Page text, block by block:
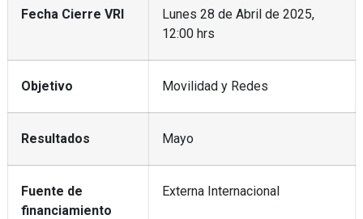
Fecha Cierre VRI
Lunes 28 de Abril de 2025,
12:00 hrs
Objetivo Movilidad y Redes
Resultados Mayo
Fuente de
financiamiento
Externa Internacional